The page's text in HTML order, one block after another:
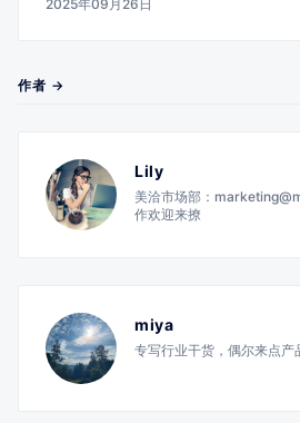
2025年09月26日
作者 →
Lily
美洽市场部：
作欢迎来撩
miya
专写行业干货，偶尔来点产